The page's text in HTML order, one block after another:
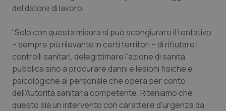
Sicilia
Toscana
Umbria
Neuroscienze & patologie neurodegenerative
Obesità
Oftalmologia
del datore di lavoro.
“Solo con questa misura si può scongiurare il tentativo
– sempre più rilevante in certi territori – di rifiutare i
controlli sanitari, delegittimare l’azione di sanità
pubblica sino a procurare danni e lesioni fisiche e
psicologiche al personale che opera per conto
dell’Autorità sanitaria competente. Riteniamo che
questo sia un intervento con carattere d’urgenza da